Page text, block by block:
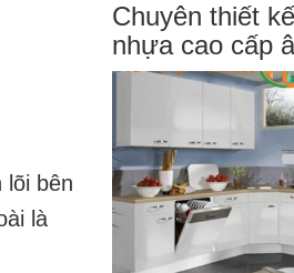
lõi bên
là
Chuyên thiết
nhựa cao cấp